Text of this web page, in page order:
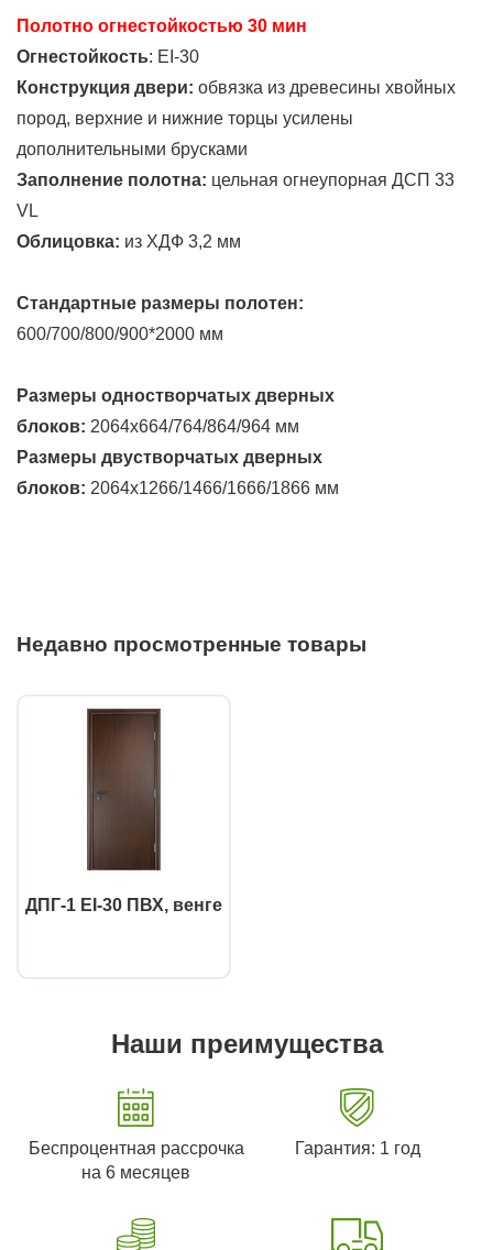
Полотно огнестойкостью 30 мин
Огнестойкость: EI-30
Конструкция двери: обвязка из древесины хвойных
пород, верхние и нижние торцы усилены
дополнительными брусками
Заполнение полотна: цельная огнеупорная ДСП 33
VL
Облицовка: из ХДФ 3,2 мм
Стандартные размеры полотен:
600/700/800/900*2000 мм
Размеры одностворчатых дверных
блоков: 2064х664/764/864/964 мм
Размеры двустворчатых дверных
блоков: 2064х1266/1466/1666/1866 мм
Недавно просмотренные товары
ДПГ-1 EI-30 ПВХ, венге
Наши преимущества
Беспроцентная рассрочка
на 6 месяцев
Гарантия: 1 год